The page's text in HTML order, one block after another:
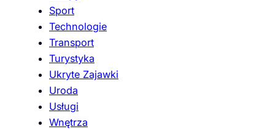
Sport
Technologie
Transport
Turystyka
Ukryte Zajawki
Uroda
Usługi
Wnętrza